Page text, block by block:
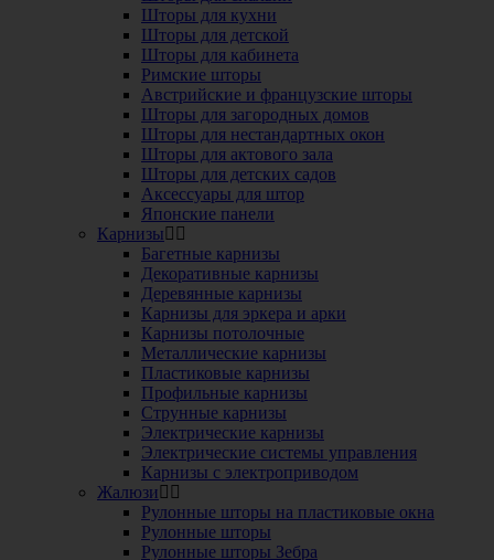
Шторы для кухни
Шторы для детской
Шторы для кабинета
Римские шторы
Австрийские и французские шторы
Шторы для загородных домов
Шторы для нестандартных окон
Шторы для актового зала
Шторы для детских садов
Аксессуары для штор
Японские панели
Карнизы
Багетные карнизы
Декоративные карнизы
Деревянные карнизы
Карнизы для эркера и арки
Карнизы потолочные
Металлические карнизы
Пластиковые карнизы
Профильные карнизы
Струнные карнизы
Электрические карнизы
Электрические системы управления
Карнизы с электроприводом
Жалюзи
Рулонные шторы на пластиковые окна
Рулонные шторы
Рулонные шторы Зебра